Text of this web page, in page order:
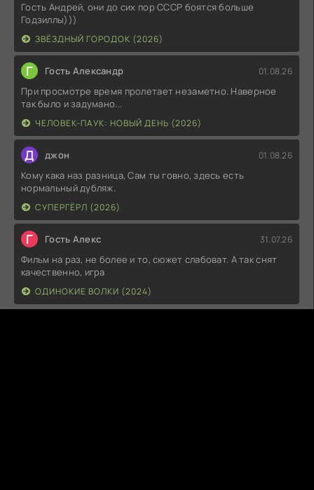
Гость Андрей, они до сих пор СССР боятся больше
Годзиллы)))
ЗВЁЗДНЫЙ ГОРОДОК (2026)
Г Гость Александр 01.08.26
При просмотре время пролетает незаметно. Наверное
так было и задумано...
ЧЕЛОВЕК-ПАУК: НОВЫЙ ДЕНЬ (2026)
Д джон 01.08.26
Кому кака наз разница, Сам ты говно, здесь есть
нормальный дубляж.
СУПЕРГЁРЛ (2026)
Г Гость Алекс 31.07.26
Фильм на раз, не более и то, сюжет слабоват. А так снят
качественно, игра
ОДИНОКИЕ ВОЛКИ (2024)